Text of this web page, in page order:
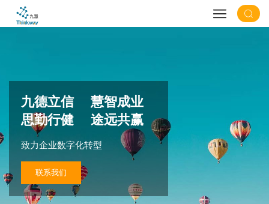
九德立信 慧智成业
思勤行健 途远共赢
致力企业数字化转型
联系我们